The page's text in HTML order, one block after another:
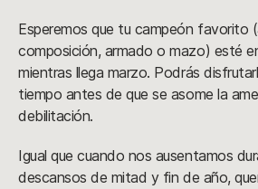
Esperemos que tu campeón favorito
composición, armado o mazo) esté
mientras llega marzo. Podrás
tiempo antes de que se asome la
debilitación.
Igual que cuando nos ausentamos
descansos de mitad y fin de año,